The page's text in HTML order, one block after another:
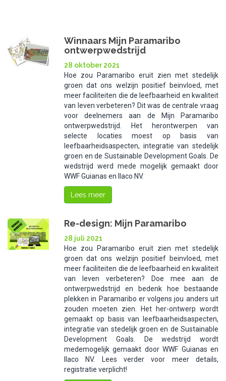
Winnaars Mijn Paramaribo
ontwerpwedstrijd
28 oktober 2021
Hoe zou Paramaribo eruit zien met stedelijk
groen dat ons welzijn positief beinvloed, met
meer faciliteiten die de leefbaarheid en kwaliteit
van leven verbeteren? Dit was de centrale vraag
voor deelnemers aan de Mijn Paramaribo
ontwerpwedstrijd. Het herontwerpen van
selecte locaties moest op basis van
leefbaarheidsaspecten, integratie van stedelijk
groen en de Sustainable Development Goals. De
wedstrijd werd mede mogelijk gemaakt door
WWF Guianas en Ilaco NV.
Lees meer
Re-design: Mijn Paramaribo
28 juli 2021
Hoe zou Paramaribo eruit zien met stedelijk
groen dat ons welzijn positief beinvloed, met
meer faciliteiten die de leefbaarheid en kwaliteit
van leven verbeteren? Doe mee aan de
ontwerpwedstrijd en bedenk hoe bestaande
plekken in Paramaribo er volgens jou anders uit
zouden moeten zien. Het her-ontwerp wordt
gemaakt op basis van leefbaarheidsaspecten,
integratie van stedelijk groen en de Sustainable
Development Goals. De wedstrijd wordt
medemogelijk gemaakt door WWF Guianas en
Ilaco NV. Lees verder voor meer details,
registratie verplicht!